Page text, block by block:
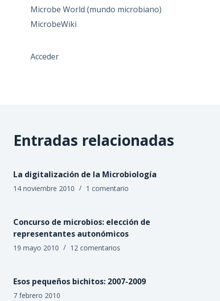
Microbe World (mundo microbiano)
MicrobeWiki
Acceder
Entradas relacionadas
La digitalización de la Microbiología
14 noviembre 2010 1 comentario
Concurso de microbios: elección de
representantes autonómicos
19 mayo 2010 12 comentarios
Esos pequeños bichitos: 2007-2009
7 febrero 2010